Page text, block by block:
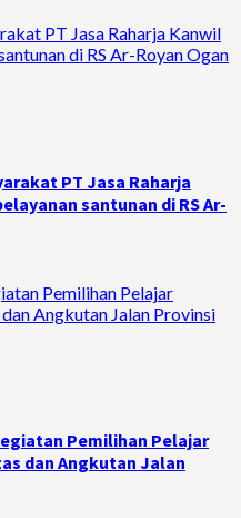
PT Jasa Raharja Kanwil
di RS Ar-Royan Ogan
PT Jasa Raharja
santunan di RS Ar-
Pemilihan Pelajar
Angkutan Jalan Provinsi
Pemilihan Pelajar
dan Angkutan Jalan